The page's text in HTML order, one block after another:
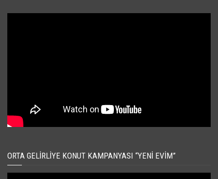
ORTA GELIRLIYE KONUT KAMPANYASI “YENI EVIM”